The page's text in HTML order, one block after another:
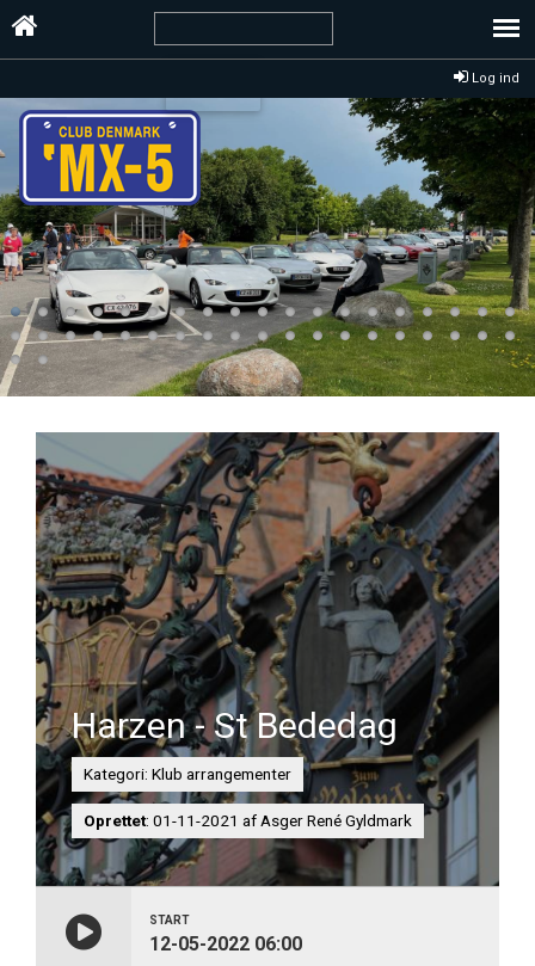
Log ind
Harzen - St Bededag
Kategori: Klub arrangementer
Oprettet: 01-11-2021 af Asger René Gyldmark
START
12-05-2022 06:00